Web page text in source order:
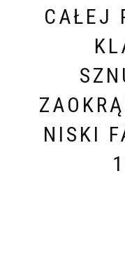
CAŁEJ
NISKI